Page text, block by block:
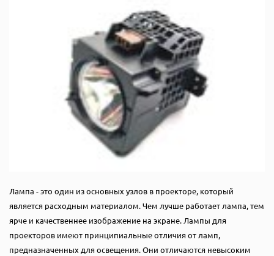
Лампа - это один из основных узлов в проекторе, который
является расходным материалом. Чем лучше работает лампа, тем
ярче и качественнее изображение на экране. Лампы для
проекторов имеют принципиальные отличия от ламп,
предназначенных для освещения. Они отличаются невысоким